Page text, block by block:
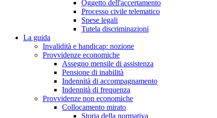
Oggetto dell'accertamento
Processo civile telematico
Spese legali
Tutela discriminazioni
La guida
Invalidità e handicap: nozione
Provvidenze economiche
Assegno mensile di assistenza
Pensione di inabilità
Indennità di accompagnamento
Indennità di frequenza
Provvidenze non economiche
Collocamento mirato
Storia della normativa